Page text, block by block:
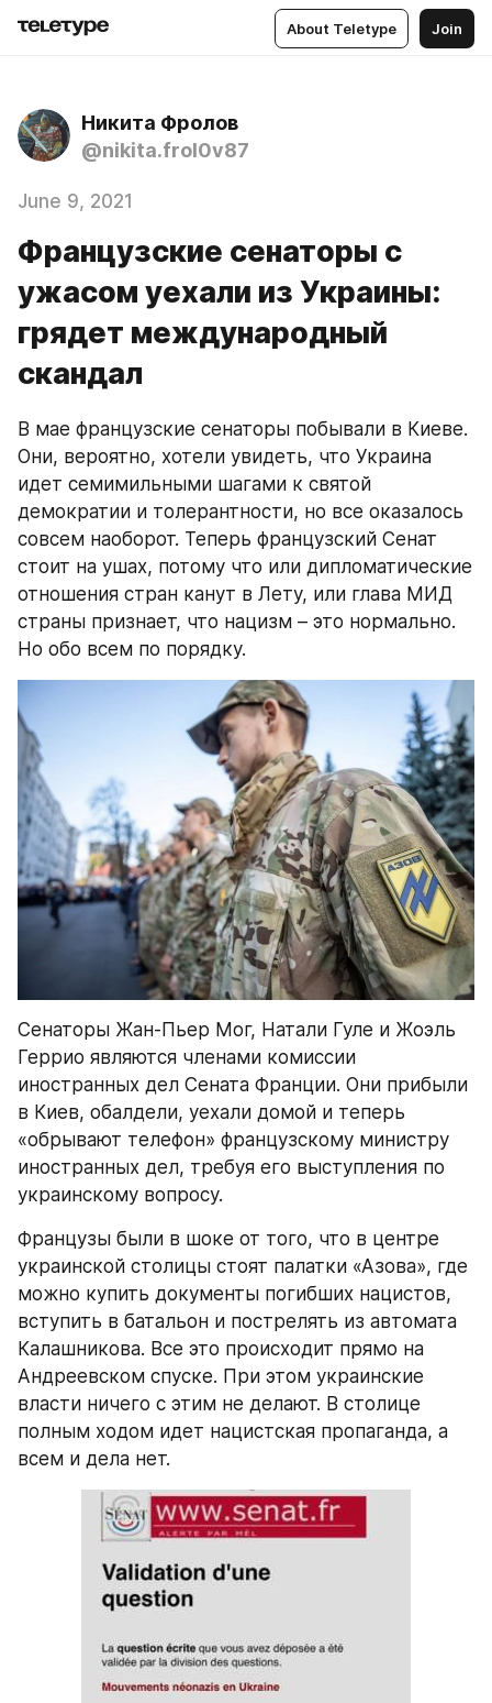
About Teletype Join
Никита Фролов
@nikita.frol0v87
June 9, 2021
Французские сенаторы с
ужасом уехали из Украины:
грядет международный
скандал
В мае французские сенаторы побывали в Киеве.
Они, вероятно, хотели увидеть, что Украина
идет семимильными шагами к святой
демократии и толерантности, но все оказалось
совсем наоборот. Теперь французский Сенат
стоит на ушах, потому что или дипломатические
отношения стран канут в Лету, или глава МИД
страны признает, что нацизм – это нормально.
Но обо всем по порядку.
Сенаторы Жан-Пьер Мог, Натали Гуле и Жоэль
Геррио являются членами комиссии
иностранных дел Сената Франции. Они прибыли
в Киев, обалдели, уехали домой и теперь
«обрывают телефон» французскому министру
иностранных дел, требуя его выступления по
украинскому вопросу.
Французы были в шоке от того, что в центре
украинской столицы стоят палатки «Азова», где
можно купить документы погибших нацистов,
вступить в батальон и пострелять из автомата
Калашникова. Все это происходит прямо на
Андреевском спуске. При этом украинские
власти ничего с этим не делают. В столице
полным ходом идет нацистская пропаганда, а
всем и дела нет.